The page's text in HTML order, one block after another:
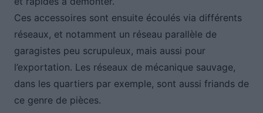
Ces accessoires sont ensuite écoulés via différents
réseaux, et notamment un réseau parallèle de
garagistes peu scrupuleux, mais aussi pour
l’exportation. Les réseaux de mécanique sauvage,
dans les quartiers par exemple, sont aussi friands de
ce genre de pièces.